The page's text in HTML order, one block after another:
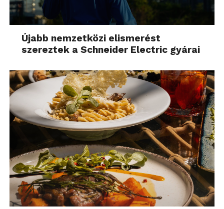
Újabb nemzetközi elismerést
szereztek a Schneider Electric gyárai